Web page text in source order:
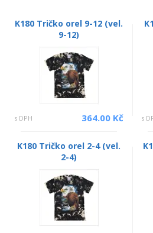
K180 Tričko orel 9-12 (vel.
9-12)
s DPH 364.00 Kč s
K180 Tričko orel 2-4 (vel.
2-4)